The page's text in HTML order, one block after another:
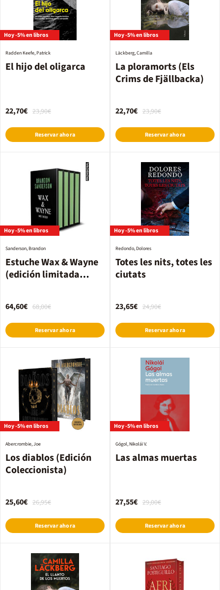
Hoy -5% en libros
El hijo del oligarca
Radden Keefe, Patrick
23,90€
22,70€
Reservar ahora
Hoy -5% en libros
La ploramorts (Els
Crims de Fjällbacka)
Läckberg, Camilla
23,90€
22,70€
Reservar ahora
Hoy -5% en libros
Estuche Wax & Wayne
(edición limitada
Sanderson, Brandon
68,00€
64,60€
Reservar ahora
Hoy -5% en libros
Totes les nits, totes les
ciutats
Redondo, Dolores
24,90€
23,65€
Reservar ahora
Hoy -5% en libros
Los diablos (Edición
Coleccionista)
Abercrombie, Joe
26,95€
25,60€
Reservar ahora
Hoy -5% en libros
Las almas muertas
Gógol, Nikolái V.
29,00€
27,55€
Reservar ahora